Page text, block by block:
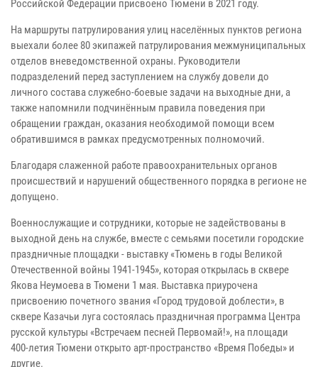
Российской Федерации присвоено Тюмени в 2021 году.
На маршруты патрулирования улиц населённых пунктов региона
выехали более 80 экипажей патрулирования межмуниципальных
отделов вневедомственной охраны. Руководители
подразделений перед заступлением на службу довели до
личного состава служебно-боевые задачи на выходные дни, а
также напомнили подчинённым правила поведения при
обращении граждан, оказания необходимой помощи всем
обратившимся в рамках предусмотренных полномочий.
Благодаря слаженной работе правоохранительных органов
происшествий и нарушений общественного порядка в регионе не
допущено.
Военнослужащие и сотрудники, которые не задействованы в
выходной день на службе, вместе с семьями посетили городские
праздничные площадки - выставку «Тюмень в годы Великой
Отечественной войны 1941-1945», которая открылась в сквере
Якова Неумоева в Тюмени 1 мая. Выставка приурочена
присвоению почетного звания «Город трудовой доблести», в
сквере Казачьи луга состоялась праздничная программа Центра
русской культуры «Встречаем песней Первомай!», на площади
400-летия Тюмени открыто арт-пространство «Время Победы» и
другие.